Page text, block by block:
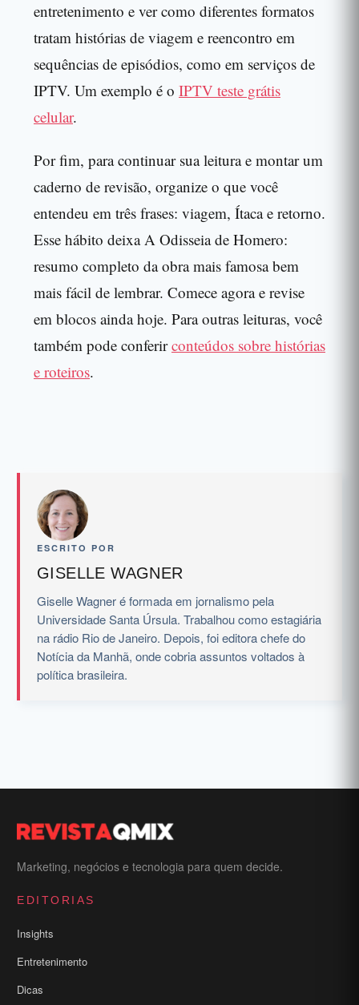
entretenimento e ver como diferentes formatos
tratam histórias de viagem e reencontro em
sequências de episódios, como em serviços de
IPTV. Um exemplo é o IPTV teste grátis
celular.
Por fim, para continuar sua leitura e montar um
caderno de revisão, organize o que você
entendeu em três frases: viagem, Ítaca e retorno.
Esse hábito deixa A Odisseia de Homero:
resumo completo da obra mais famosa bem
mais fácil de lembrar. Comece agora e revise
em blocos ainda hoje. Para outras leituras, você
também pode conferirconteúdos sobre histórias
e roteiros.
ESCRITO POR
GISELLE WAGNER
Giselle Wagner é formada em jornalismo pela
Universidade Santa Úrsula. Trabalhou como estagiária
na rádio Rio de Janeiro. Depois, foi editora chefe do
Notícia da Manhã, onde cobria assuntos voltados à
política brasileira.
Marketing, negócios e tecnologia para quem decide.
EDITORIAS
Insights
Entretenimento
Dicas